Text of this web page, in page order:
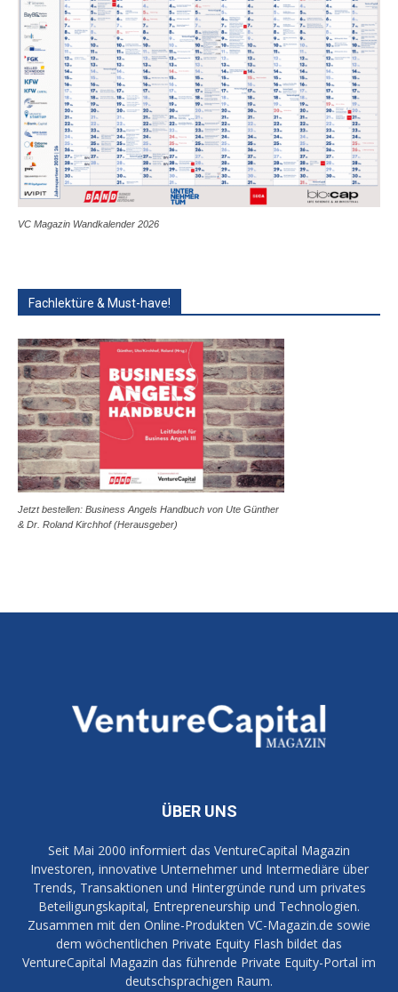
VC Magazin Wandkalender 2026
Fachlektüre & Must-have!
Jetzt bestellen: Business Angels Handbuch von Ute Günther
& Dr. Roland Kirchhof (Herausgeber)
ÜBER UNS
Seit Mai 2000 informiert das VentureCapital Magazin
Investoren, innovative Unternehmer und Intermediäre über
Trends, Transaktionen und Hintergründe rund um privates
Beteiligungskapital, Entrepreneurship und Technologien.
Zusammen mit den Online-Produkten VC-Magazin.de sowie
dem wöchentlichen Private Equity Flash bildet das
VentureCapital Magazin das führende Private Equity-Portal im
deutschsprachigen Raum.